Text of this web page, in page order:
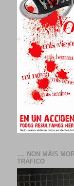
.... NON MÁIS
TRÁFICO